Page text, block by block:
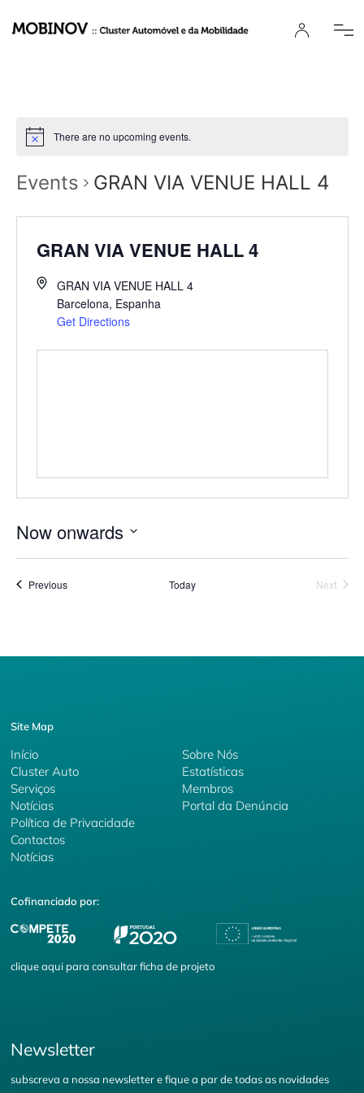
There are no upcoming events.
Events GRAN VIA VENUE HALL 4
GRAN VIA VENUE HALL 4
GRAN VIA VENUE HALL 4
Barcelona, Espanha
Get Directions
Now onwards
date.
PreviousEvents Today Next
Site Map
Início
Cluster Auto
Serviços
Sobre Nós
Estatísticas
Membros
Notícias
Política de Privacidade
Portal da Denúncia
Contactos
Notícias
Cofinanciado por:
cliqueaqui para consultar ficha de projeto
Newsletter
subscreva a nossa newsletter e fique a par de todas as novidades